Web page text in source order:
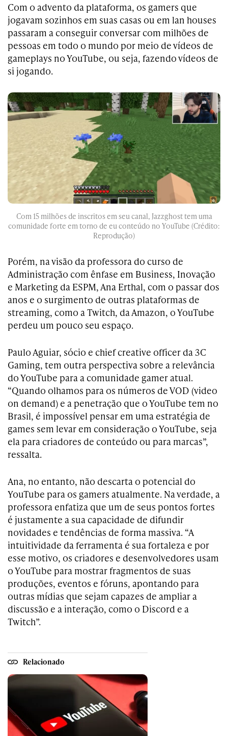
Com o advento da plataforma, os gamers que
jogavam sozinhos em suas casas ou em lan houses
passaram a conseguir conversar com milhões de
pessoas em todo o mundo por meio de vídeos de
gameplays no YouTube, ou seja, fazendo vídeos de
si jogando.
Com 15 milhões de inscritos em seu canal, Jazzghost tem uma
comunidade forte em torno de eu conteúdo no YouTube (Crédito:
Reprodução)
Porém, na visão da professora do curso de
Administração com ênfase em Business, Inovação
e Marketing da ESPM, Ana Erthal, com o passar dos
anos e o surgimento de outras plataformas de
streaming, como a Twitch, da Amazon, o YouTube
perdeu um pouco seu espaço.
Paulo Aguiar, sócio e chief creative officer da 3C
Gaming, tem outra perspectiva sobre a relevância
do YouTube para a comunidade gamer atual.
“Quando olhamos para os números de VOD (video
on demand) e a penetração que o YouTube tem no
Brasil, é impossível pensar em uma estratégia de
games sem levar em consideração o YouTube, seja
ela para criadores de conteúdo ou para marcas”,
ressalta.
Ana, no entanto, não descarta o potencial do
YouTube para os gamers atualmente. Na verdade, a
professora enfatiza que um de seus pontos fortes
é justamente a sua capacidade de difundir
novidades e tendências de forma massiva. “A
intuitividade da ferramenta é sua fortaleza e por
esse motivo, os criadores e desenvolvedores usam
o YouTube para mostrar fragmentos de suas
produções, eventos e fóruns, apontando para
outras mídias que sejam capazes de ampliar a
discussão e a interação, como o Discord e a
Twitch”.
Relacionado